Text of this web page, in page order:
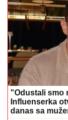
"Odustali smo
Influenserka
danas sa